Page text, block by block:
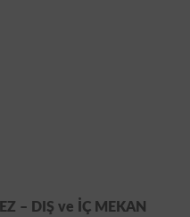
– DIŞ ve İÇ MEKAN